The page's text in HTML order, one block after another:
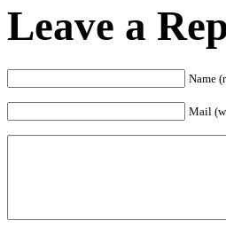
Leave a
Name
Mail